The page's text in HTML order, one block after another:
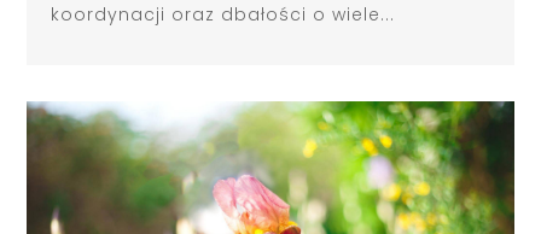
koordynacji oraz dbałości o wiele...